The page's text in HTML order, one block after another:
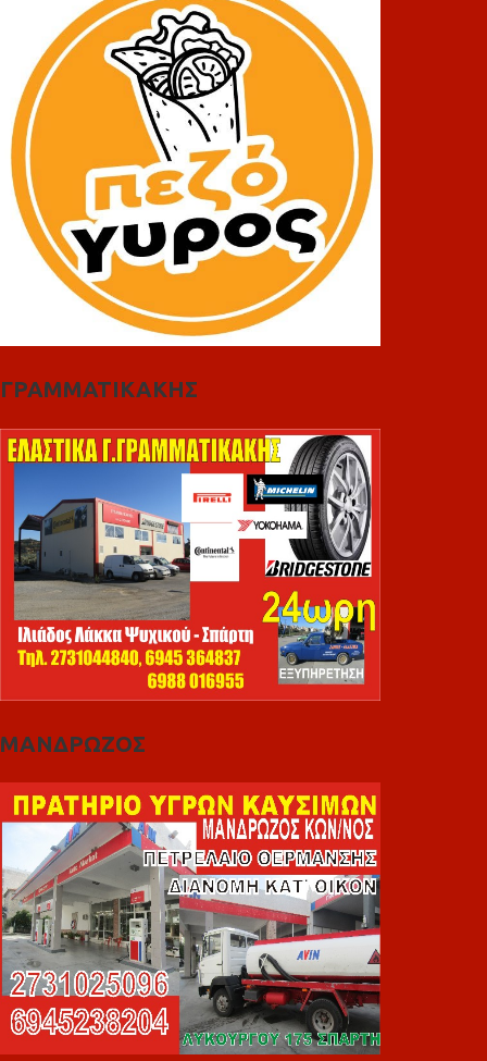
ΓΡΑΜΜΑΤΙΚΑΚΗΣ
ΜΑΝΔΡΩΖΟΣ